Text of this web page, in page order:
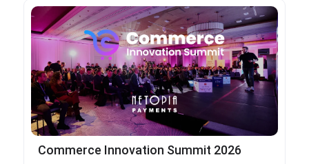
Commerce Innovation Summit 2026